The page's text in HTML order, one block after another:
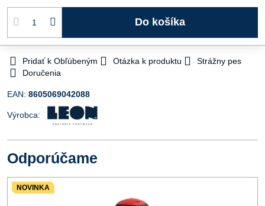
Do košíka
Pridať k Obľúbeným Otázka k produktu
Strážny pes
Doručenia
EAN: 8605069042088
Výrobca:
Odporúčame
NOVINKA